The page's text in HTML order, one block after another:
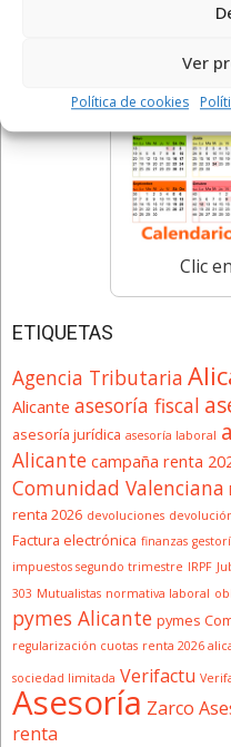
Ver
Política de cookies
Clic
ETIQUETAS
Agencia Tributaria
Alicante asesoría fiscal
asesoría jurídica asesoría laboral
Alicante campaña renta
Comunidad Valenciana
renta 2026 devoluciones
Factura electrónica finanzas
impuestos segundo trimestre IRPF
303 Mutualistas normativa laboral
pymes Alicante pymes
regularización cuotas renta 2026
sociedad limitada Verifactu
Asesoría Zarco
renta